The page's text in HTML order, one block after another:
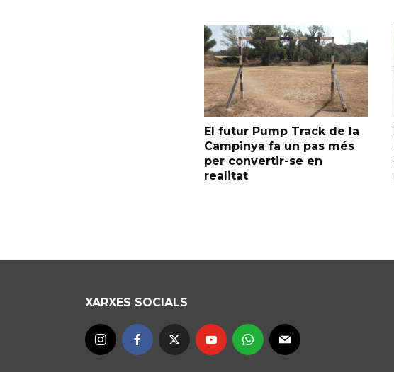
El futur Pump Track de la
Campinya fa un pas més
per convertir-se en
realitat
XARXES SOCIALS